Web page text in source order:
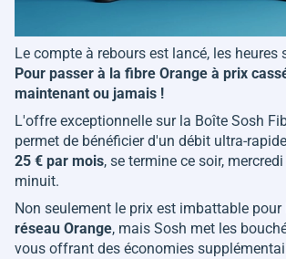
Le compte à rebours est lancé, les heures
Pour passer à la fibre Orange à prix
maintenant ou jamais !
L'offre exceptionnelle sur la Boîte Sosh
permet de bénéficier d'un débit ultra-rapide
25 € par mois, se termine ce soir,
minuit.
Non seulement le prix est imbattable pour
réseau Orange, mais Sosh met les
vous offrant des économies